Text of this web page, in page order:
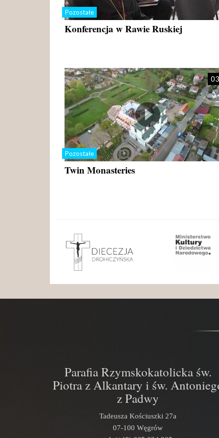
Pozostałe
Konferencja w Rawie Ruskiej
Pozostałe
Twin Monasteries
Parafia Rzymskokatolicka św.
Piotra z Alkantary i św.
z Padwy
Tadeusza Kościuszki 27a
07-100 Węgrów